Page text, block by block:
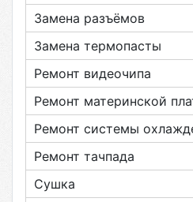
Замена разъёмов
Замена термопасты
Ремонт видеочипа
Ремонт материнской
Ремонт системы
Ремонт тачпада
Сушка